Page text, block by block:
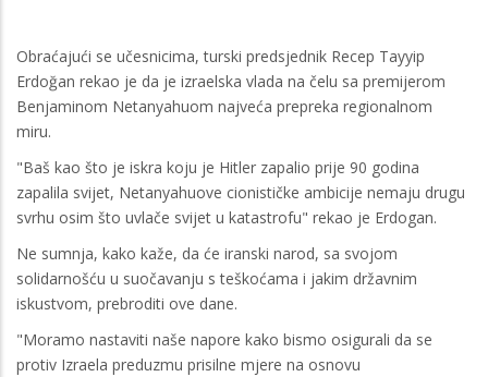
Obraćajući se učesnicima, turski predsjednik Recep Tayyip
Erdoğan rekao je da je izraelska vlada na čelu sa premijerom
Benjaminom Netanyahuom najveća prepreka regionalnom
miru.
"Baš kao što je iskra koju je Hitler zapalio prije 90 godina
zapalila svijet, Netanyahuove cionističke ambicije nemaju drugu
svrhu osim što uvlače svijet u katastrofu" rekao je Erdogan.
Ne sumnja, kako kaže, da će iranski narod, sa svojom
solidarnošću u suočavanju s teškoćama i jakim državnim
iskustvom, prebroditi ove dane.
"Moramo nastaviti naše napore kako bismo osigurali da se
protiv Izraela preduzmu prisilne mjere na osnovu